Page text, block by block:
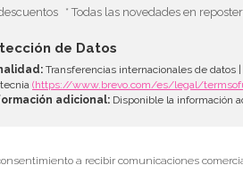
* Todas las novedades en
de Datos
Transferencias internacionales de datos |
(https://www.brevo.com/es/legal/
adicional: Disponible la información
a recibir comunicaciones